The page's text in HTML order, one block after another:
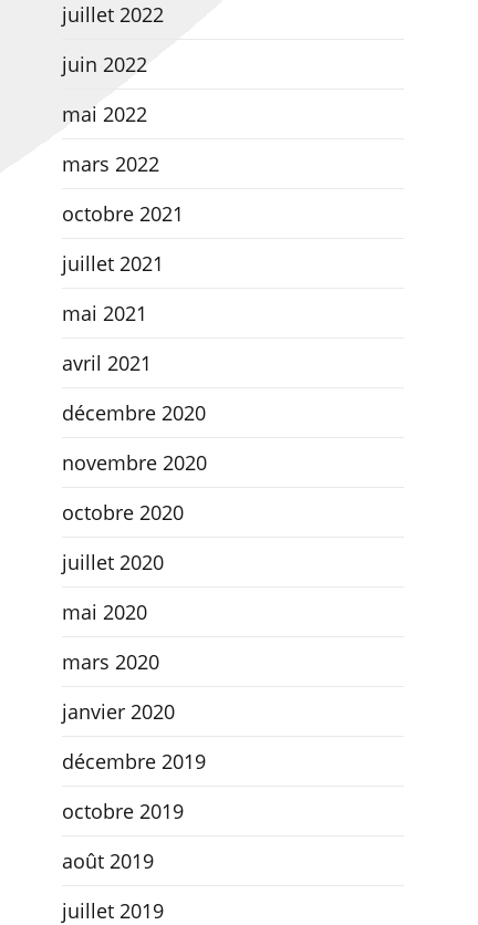
juillet 2022
juin 2022
mai 2022
mars 2022
octobre 2021
juillet 2021
mai 2021
avril 2021
décembre 2020
novembre 2020
octobre 2020
juillet 2020
mai 2020
mars 2020
janvier 2020
décembre 2019
octobre 2019
août 2019
juillet 2019